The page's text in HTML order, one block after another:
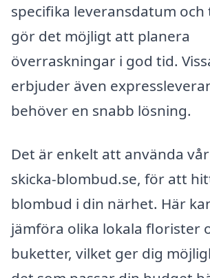
specifika leveransdatum och
gör det möjligt att planera
överraskningar i god tid.
erbjuder även
behöver en snabb lösning.
Det är enkelt att använda
skicka-blombud.se, för att
blombud i din närhet. Här
jämföra olika lokala florister
buketter, vilket ger dig